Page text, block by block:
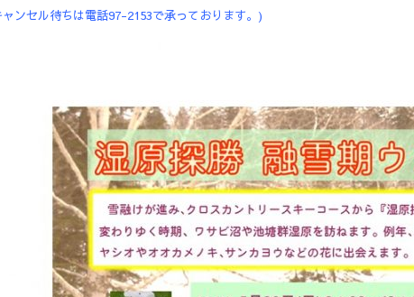
ル待ちは電話97-2153で承っております。)